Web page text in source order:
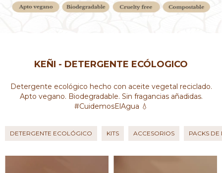
KEÑI - DETERGENTE ECÓLOGICO
Detergente ecológico hecho con aceite vegetal reciclado.
Apto vegano. Biodegradable. Sin fragancias añadidas.
#CuidemosElAgua 💧
DETERGENTE ECOLÓGICO KITS ACCESORIOS PACKS DE